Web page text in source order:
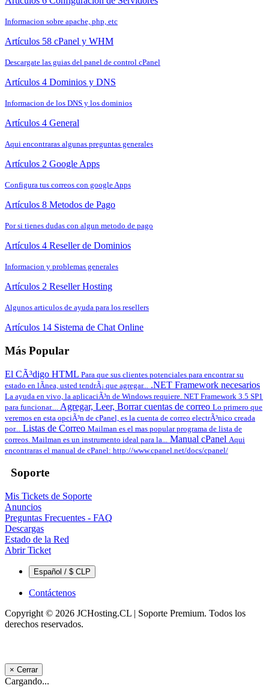
Informacion sobre apache, php, etc
Artículos 58 cPanel y WHM
Descargate las guias del panel de control cPanel
Artículos 4 Dominios y DNS
Informacion de los DNS y los dominios
Artículos 4 General
Aqui encontraras algunas preguntas generales
Artículos 2 Google Apps
Configura tus correos con google Apps
Artículos 8 Metodos de Pago
Por si tienes dudas con algun metodo de pago
Artículos 4 Reseller de Dominios
Informacion y problemas generales
Artículos 2 Reseller Hosting
Algunos articulos de ayuda para los resellers
Artículos 14 Sistema de Chat Online
Más Popular
El CÃ³digo HTML Para que sus clientes potenciales para encontrar su
estado en lÃ­nea, usted tendrÃ¡ que agregar...
.NET Framework necesarios
La ayuda en vivo, la aplicaciÃ³n de Windows requiere. NET Framework 3.5 SP1
para funcionar....
Agregar, Leer, Borrar cuentas de correo Lo primero que
veremos en esta opciÃ³n de cPanel, es la cuenta de correo electrÃ³nico creada
por...
Listas de Correo Mailman es el mas popular programa de lista de
correos. Mailman es un instrumento ideal para la...
Manual cPanel Aqui
encontraras el manual de cPanel: http://www.cpanel.net/docs/cpanel/
Soporte
Mis Tickets de Soporte
Anuncios
Preguntas Frecuentes - FAQ
Descargas
Estado de la Red
Abrir Ticket
Español / $ CLP
Contáctenos
Copyright © 2026 JCHosting.CL | Soporte Premium. Todos los
derechos reservados.
× Cerrar
Cargando...